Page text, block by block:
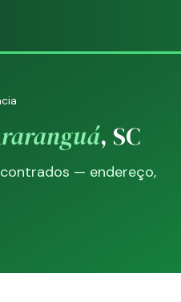
, SC
— endereço,